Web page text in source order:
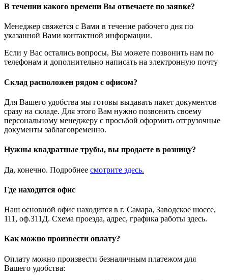
В течении какого времени Вы отвечаете по заявке?
Менеджер свяжется с Вами в течение рабочего дня по
указанной Вами контактной информации.
Если у Вас остались вопросы, Вы можете позвонить нам по
телефонам и дополнительно написать на электронную почту
Склад расположен рядом с офисом?
Для Вашего удобства мы готовы выдавать пакет документов
сразу на складе. Для этого Вам нужно позвонить своему
персональному менеджеру с просьбой оформить отгрузочные
документы заблаговременно.
Нужны квадратные трубы, вы продаете в розницу?
Да, конечно. Подробнее смотрите здесь.
Где находится офис
Наш основной офис находится в г. Самара, Заводское шоссе,
111, оф.311Д. Схема проезда, адрес, графика работы здесь.
Как можно произвести оплату?
Оплату можно произвести безналичным платежом для
Вашего удобства: